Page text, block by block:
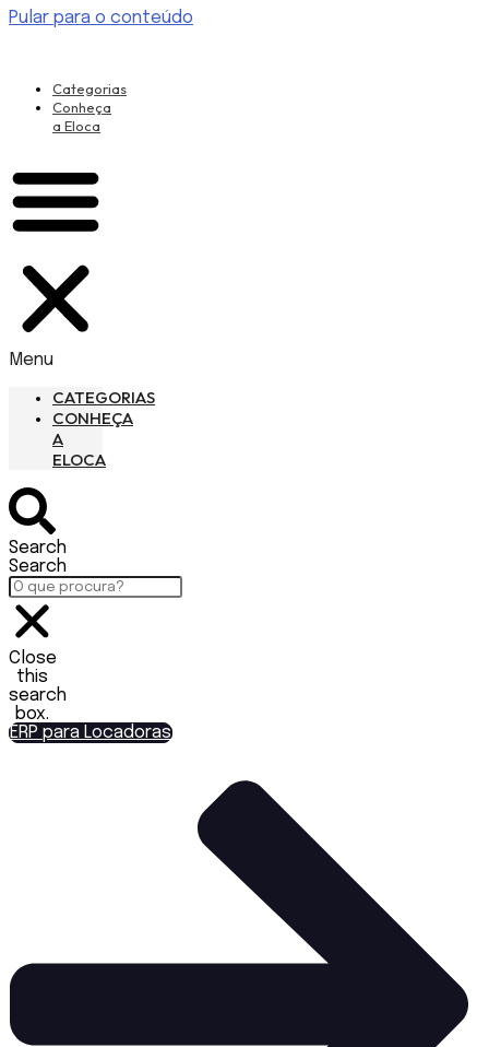
Pular para o conteúdo
Categorias
Conheça
a Eloca
Menu
CATEGORIAS
CONHEÇA
A
ELOCA
Search
Search
Close
this
search
box.
ERP para Locadoras